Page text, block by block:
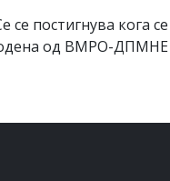
постигнува кога
од ВМРО-